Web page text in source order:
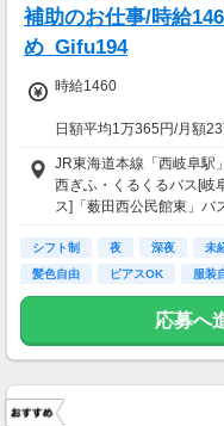
補助のお仕事/時給
め_Gifu194
時給1460
日額平均1万365円/月額
522円
★応募資格★
※18歳以上
の方は卒業後に派遣登録
JR東海道本線「西岐阜駅
西ぎふ・くるくるバス[岐
ス]「薮田西公民館東」バ
車・バイク・自転車通勤
地内徒歩3分）
シフト制 夜 深夜 未
髪色自由
ピアスOK 服装
応募へ